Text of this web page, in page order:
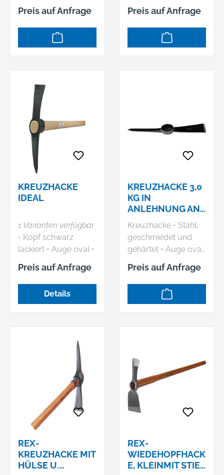
Preis auf Anfrage
Preis auf Anfrage
KREUZHACKE
IDEAL
1 Varianten verfügbar
• Kopf schwarz
lackiert • Auge oval •
Mit Buchenstiel
Preis auf Anfrage
Details
KREUZHACKE 3,0
KG IN
ANLEHNUNG AN
DIN
Kreuzhacke • Stahl,
geschmiedet und
gehärtet • Auge oval
• Kopf schwarz
lackiert Hersteller:
ADLER Werkzeug
GmbH & Co. KG,
werkzeugfabrik.de
Preis auf Anfrage
REX-
KREUZHACKE MIT
HÜLSE U.
REX-
WIEDEHOPFHACK
E, KLEINMIT STIEL